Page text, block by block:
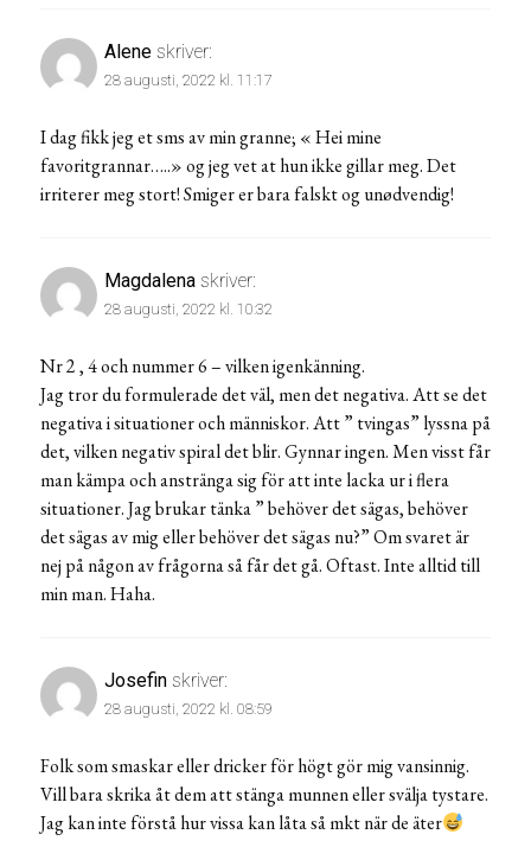
Alene skriver:
28 augusti, 2022 kl. 11:17
I dag fikk jeg et sms av min granne; « Hei mine
favoritgrannar…..» og jeg vet at hun ikke gillar meg. Det
irriterer meg stort! Smiger er bara falskt og unødvendig!
Magdalena skriver:
28 augusti, 2022 kl. 10:32
Nr 2 , 4 och nummer 6 – vilken igenkänning.
Jag tror du formulerade det väl, men det negativa. Att se det
negativa i situationer och människor. Att ” tvingas” lyssna på
det, vilken negativ spiral det blir. Gynnar ingen. Men visst får
man kämpa och anstränga sig för att inte lacka ur i flera
situationer. Jag brukar tänka ” behöver det sägas, behöver
det sägas av mig eller behöver det sägas nu?” Om svaret är
nej på någon av frågorna så får det gå. Oftast. Inte alltid till
min man. Haha.
Josefin skriver:
28 augusti, 2022 kl. 08:59
Folk som smaskar eller dricker för högt gör mig vansinnig.
Vill bara skrika åt dem att stänga munnen eller svälja tystare.
Jag kan inte förstå hur vissa kan låta så mkt när de äter